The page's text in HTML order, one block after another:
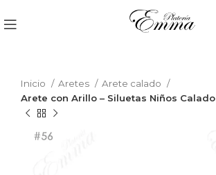
Inicio Aretes
Arete calado
Arete con Arillo – Siluetas Niños Calado